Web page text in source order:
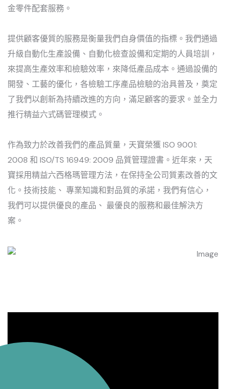
金零件配套服務。
提供顧客優質的服務是衡量我們自身價值的指標。我們通過
升級自動化生產設備、自動化檢查設備和定期的人員培訓，
來提高生產效率和檢驗效率，來降低產品成本。通過設備的
開發、工藝的優化，各檢驗工序產品檢驗的治具普及，奠定
了我們以創新為持續改進的方向，滿足顧客的要求。並全力
推行精益六式碼管理模式。
作為致力於改善我們的產品質量，天寶榮獲 ISO 9001:
2008 和 ISO/TS 16949: 2009 品質管理證書。近年來，天
寶採用精益六西格瑪管理方法，在保持全公司質素改善的文
化。技術技能、 專業知識和對品質的承諾，我們有信心，
我們可以提供優良的產品、 最優良的服務和最佳解決方
案。